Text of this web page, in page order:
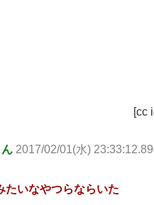
[cc
2017/02/01(水)
たいなやつらならいた